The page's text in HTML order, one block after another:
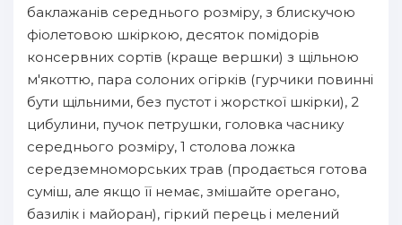
баклажанів середнього розміру, з блискучою
фіолетовою шкіркою, десяток помідорів
консервних сортів (краще вершки) з щільною
м'якоттю, пара солоних огірків (гурчики повинні
бути щільними, без пустот і жорсткої шкірки), 2
цибулини, пучок петрушки, головка часнику
середнього розміру, 1 столова ложка
середземноморських трав (продається готова
суміш, але якщо її немає, змішайте орегано,
базилік і майоран), гіркий перець і мелений